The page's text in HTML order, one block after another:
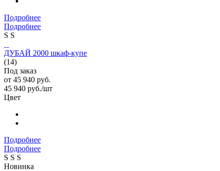
Подробнее
Подробнее
S S
ДУБАЙ 2000 шкаф-купе
(14)
Под заказ
от 45 940 руб.
45 940 руб./шт
Цвет
Подробнее
Подробнее
S S S
Новинка